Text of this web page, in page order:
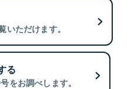
いただけます。
る
をお調べします。